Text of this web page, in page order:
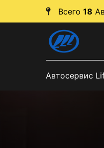
Всего 18
Автосервис